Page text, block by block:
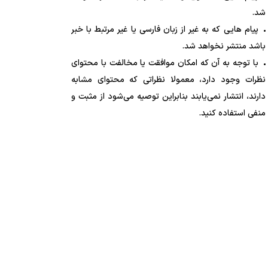
شد.
پیام هایی که به غیر از زبان فارسی یا غیر مرتبط با خبر
باشد منتشر نخواهد شد.
با توجه به آن که امکان موافقت یا مخالفت با محتوای
نظرات وجود دارد، معمولا نظراتی که محتوای مشابه
دارند، انتشار نمی‌یابند بنابراین توصیه می‌شود از مثبت و
منفی استفاده کنید.